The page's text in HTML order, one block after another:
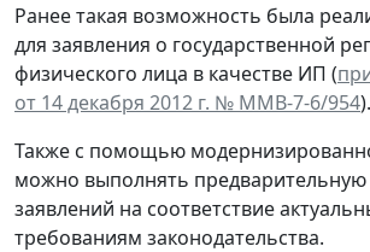
Ранее такая возможность была
для заявления о государственной
физического лица в качестве ИП (
от 14 декабря 2012 г. № ММВ-7-6/954).
Также с помощью
можно выполнять предварительную
заявлений на соответствие
требованиям законодательства.